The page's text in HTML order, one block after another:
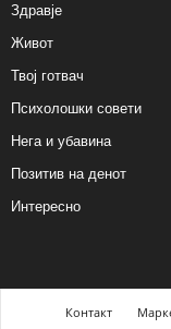
Здравје
Живот
Твој готвач
Психолошки совети
Нега и убавина
Позитив на денот
Интересно
Контакт